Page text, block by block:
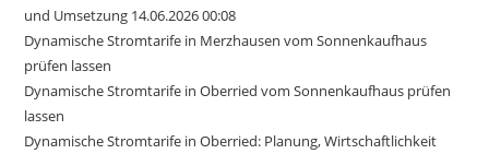
und Umsetzung 14.06.2026 00:08
Dynamische Stromtarife in Merzhausen vom Sonnenkaufhaus
prüfen lassen
Dynamische Stromtarife in Oberried vom Sonnenkaufhaus prüfen
lassen
Dynamische Stromtarife in Oberried: Planung, Wirtschaftlichkeit